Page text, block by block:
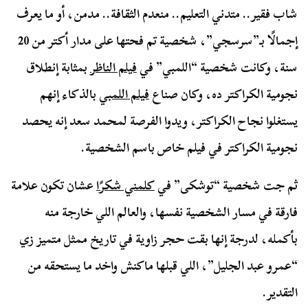
شاب فقير.. متدني التعليم.. منعدم الثقافة.. مدمن، أو ما يعرف
إجمالًا بـ”سرسجي”، شخصية تم فحتها على مدار أكتر من 20
سنة، وكانت شخصية “اللمبي” فيفيلم الناظربمثابة إنطلاق
نجومية الكراكتر ده، وكان صناعفيلم اللمبيبالذكاء إنهم
يستغلوا نجاح الكراكتر، ويدوا الفرصة لمحمد سعد إنه يحصد
نجومية الكراكتر في فيلم خاص باسم الشخصية.
ثم جت شخصية “توشكى” فيكلمني شكرًاعشان تكون علامة
فارقة في مسار الشخصية نفسها، والعالم اللي خارجة منه
بأكمله، لدرجة إنها بقت حجر زاوية في تاريخ ممثل متميز زي
“عمرو عبد الجليل”، اللي قبلها ماكنش واخد ما يستحقه من
التقدير.